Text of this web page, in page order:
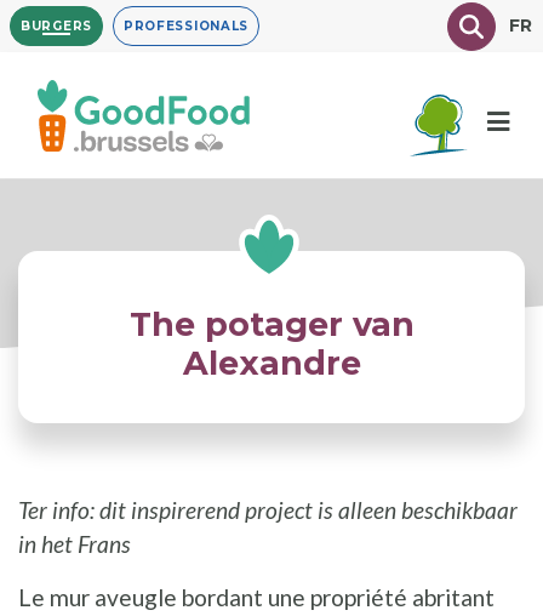
Overslaan
en
inhoud
gaan
BURGERS PROFESSIONALS TexteFR
The potager van
Alexandre
Ter info: dit inspirerend project is alleen beschikbaar
in het Frans
Le mur aveugle bordant une propriété abritant